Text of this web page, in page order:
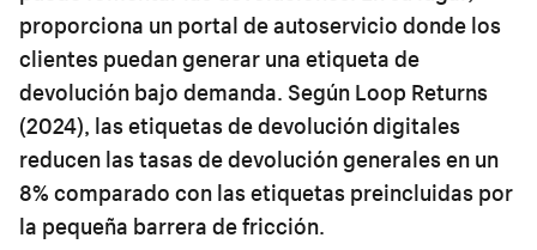
proporciona un portal de autoservicio donde los
clientes puedan generar una etiqueta de
devolución bajo demanda. Según Loop Returns
(2024), las etiquetas de devolución digitales
reducen las tasas de devolución generales en un
8% comparado con las etiquetas preincluidas por
la pequeña barrera de fricción.